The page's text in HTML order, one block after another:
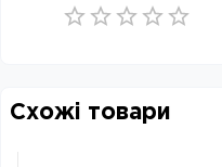
Схожі товари